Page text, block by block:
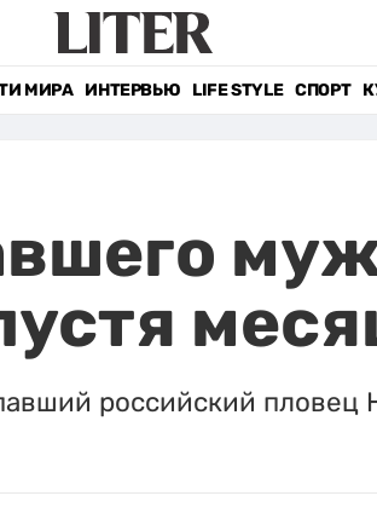
МИРА ИНТЕРВЬЮ LIFE STYLE СПОРТ
российский пловец